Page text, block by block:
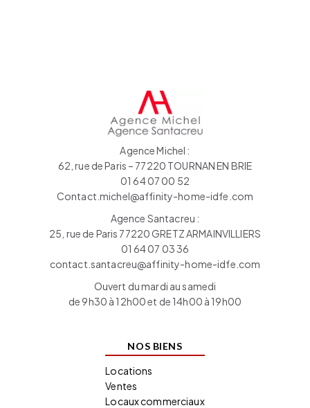
Agence Michel :
62, rue de Paris – 77220 TOURNAN EN BRIE
01 64 07 00 52
Contact.michel@affinity-home-idfe.com
Agence Santacreu :
25, rue de Paris 77220 GRETZ ARMAINVILLIERS
01 64 07 03 36
contact.santacreu@affinity-home-idfe.com
Ouvert du mardi au samedi
de 9h30 à 12h00 et de 14h00 à 19h00
NOS BIENS
Locations
Ventes
Locaux commerciaux